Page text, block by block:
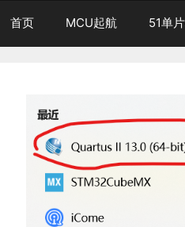
首页 MCU起航 51单